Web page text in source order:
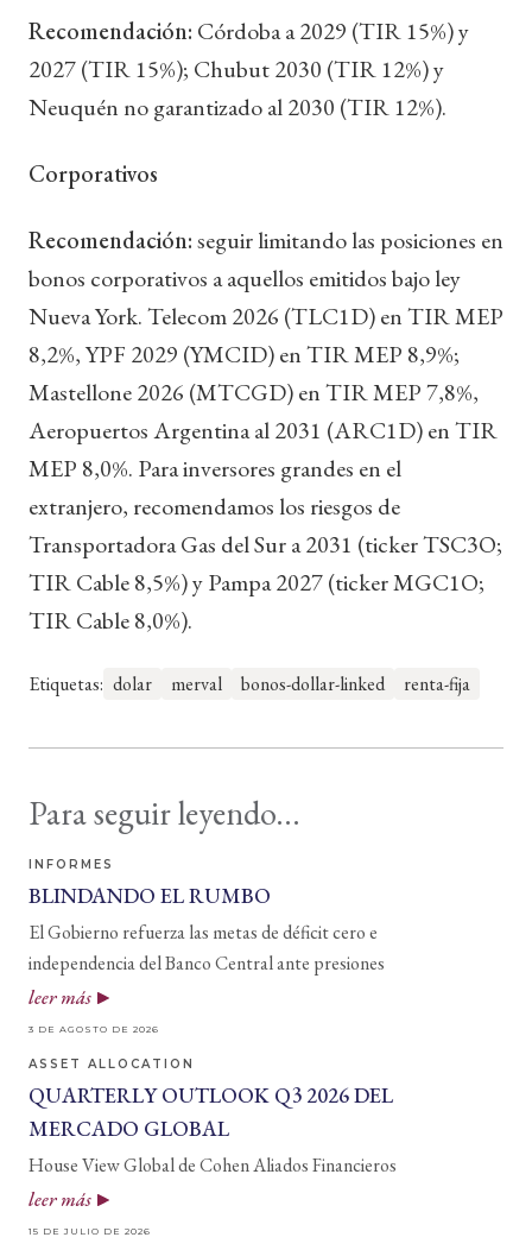
Recomendación: Córdoba a 2029 (TIR 15%) y
2027 (TIR 15%); Chubut 2030 (TIR 12%) y
Neuquén no garantizado al 2030 (TIR 12%).
Corporativos
Recomendación:seguir limitando las posiciones en
bonos corporativos a aquellos emitidos bajo ley
Nueva York. Telecom 2026 (TLC1D) en TIR MEP
8,2%, YPF 2029 (YMCID) en TIR MEP 8,9%;
Mastellone 2026 (MTCGD) en TIR MEP 7,8%,
Aeropuertos Argentina al 2031 (ARC1D) en TIR
MEP 8,0%. Para inversores grandes en el
extranjero, recomendamos los riesgos de
Transportadora Gas del Sur a 2031 (ticker TSC3O;
TIR Cable 8,5%) y Pampa 2027 (ticker MGC1O;
TIR Cable 8,0%).
Etiquetas: dolar merval bonos-dollar-linked renta-fija
Para seguir leyendo...
INFORMES
BLINDANDO EL RUMBO
El Gobierno refuerza las metas de déficit cero e
independencia del Banco Central ante presiones
leer más
3 DE AGOSTO DE 2026
ASSET ALLOCATION
QUARTERLY OUTLOOK Q3 2026 DEL
MERCADO GLOBAL
House View Global de Cohen Aliados Financieros
leer más
15 DE JULIO DE 2026